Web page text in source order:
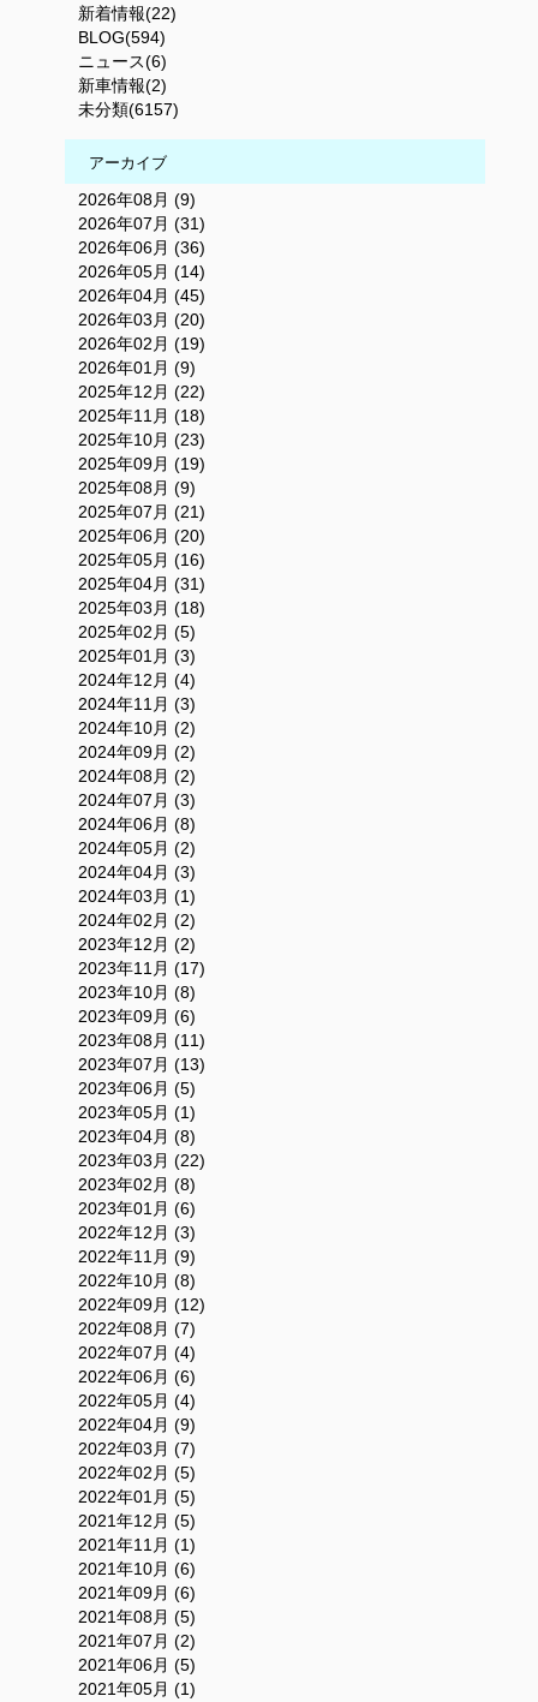
新着情報(22)
BLOG(594)
ニュース(6)
新車情報(2)
未分類(6157)
アーカイブ
2026年08月 (9)
2026年07月 (31)
2026年06月 (36)
2026年05月 (14)
2026年04月 (45)
2026年03月 (20)
2026年02月 (19)
2026年01月 (9)
2025年12月 (22)
2025年11月 (18)
2025年10月 (23)
2025年09月 (19)
2025年08月 (9)
2025年07月 (21)
2025年06月 (20)
2025年05月 (16)
2025年04月 (31)
2025年03月 (18)
2025年02月 (5)
2025年01月 (3)
2024年12月 (4)
2024年11月 (3)
2024年10月 (2)
2024年09月 (2)
2024年08月 (2)
2024年07月 (3)
2024年06月 (8)
2024年05月 (2)
2024年04月 (3)
2024年03月 (1)
2024年02月 (2)
2023年12月 (2)
2023年11月 (17)
2023年10月 (8)
2023年09月 (6)
2023年08月 (11)
2023年07月 (13)
2023年06月 (5)
2023年05月 (1)
2023年04月 (8)
2023年03月 (22)
2023年02月 (8)
2023年01月 (6)
2022年12月 (3)
2022年11月 (9)
2022年10月 (8)
2022年09月 (12)
2022年08月 (7)
2022年07月 (4)
2022年06月 (6)
2022年05月 (4)
2022年04月 (9)
2022年03月 (7)
2022年02月 (5)
2022年01月 (5)
2021年12月 (5)
2021年11月 (1)
2021年10月 (6)
2021年09月 (6)
2021年08月 (5)
2021年07月 (2)
2021年06月 (5)
2021年05月 (1)